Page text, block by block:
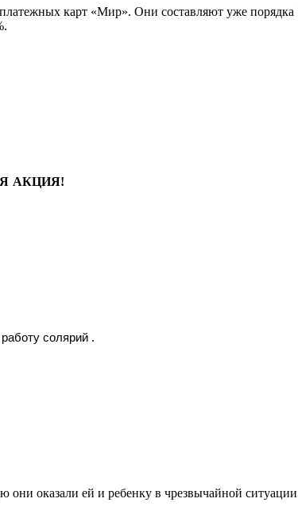
карт «Мир». Они составляют уже порядка
АКЦИЯ!
солярий .
оказали ей и ребенку в чрезвычайной